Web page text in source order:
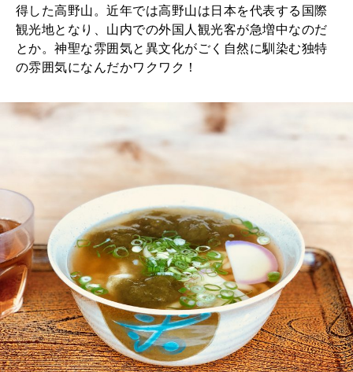
2026年6月号「大銀座 トレンドが生まれる 新しい一流店へ。」
2026年5月号「“大好き”に出会いに。韓国」
2026年3月号「スイーツ予想図 2026」
2026年2月号「良運を掴む 新・開運術。」
2026年1月号「猫がいれば、幸せ」
2025年12月号「お酒の新常識。」
FOLLOW US!
得した高野山。近年では高野山は日本を代表する国際
観光地となり、山内での外国人観光客が急増中なのだ
とか。神聖な雰囲気と異文化がごく自然に馴染む独特
の雰囲気になんだかワクワク！